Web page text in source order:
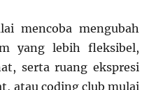
mencoba mengubah
yang lebih fleksibel,
serta ruang ekspresi
atau coding club mulai